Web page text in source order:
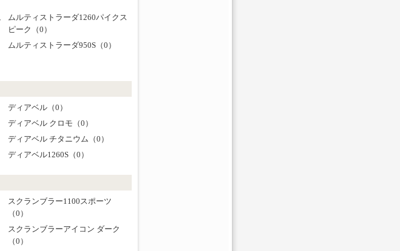
ムルティストラーダ1260パイクス
ピーク（0）
ムルティストラーダ950S（0）
ディアベル（0）
ディアベル クロモ（0）
ディアベル チタニウム（0）
ディアベル1260S（0）
スクランブラー1100スポーツ
（0）
スクランブラーアイコン ダーク
（0）